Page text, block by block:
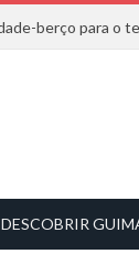
DESCOBRIR